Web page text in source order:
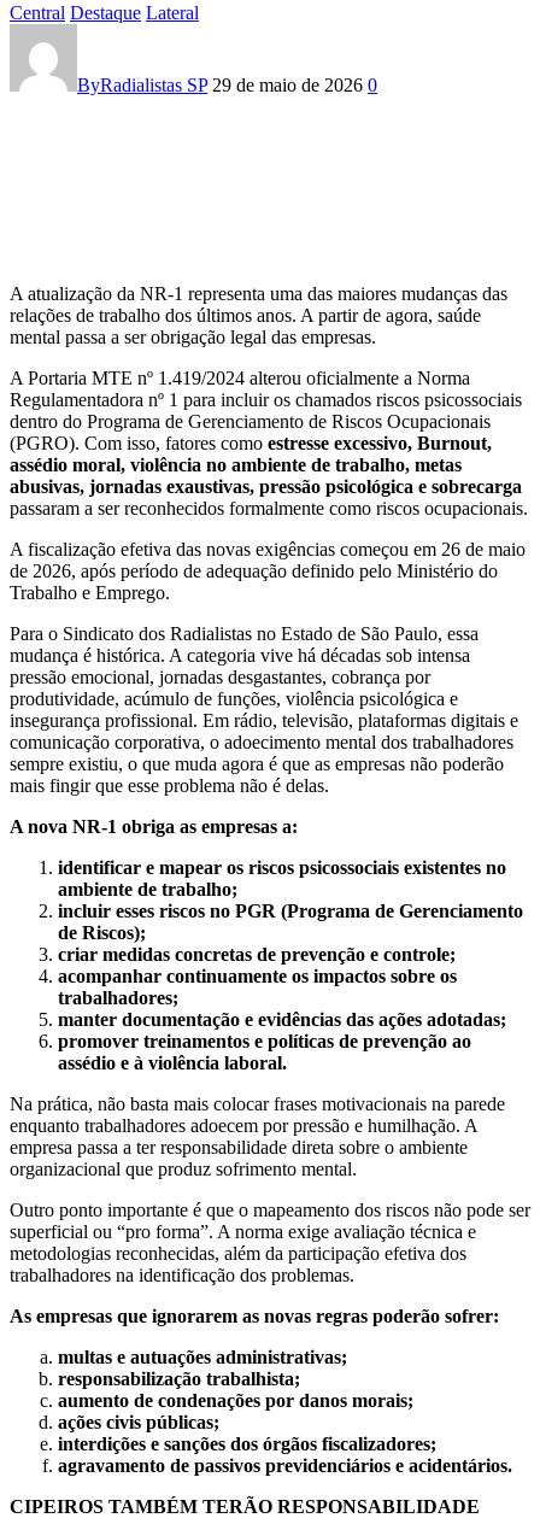
Central Destaque Lateral
SINDICATO
DOS
AGIR
CONTRA
RISCOS
PSICOSSOCIAIS
ByRadialistas SP 29 de maio de 2026 0
A atualização da NR-1 representa uma das maiores mudanças das
relações de trabalho dos últimos anos. A partir de agora, saúde
mental passa a ser obrigação legal das empresas.
A Portaria MTE nº 1.419/2024 alterou oficialmente a Norma
Regulamentadora nº 1 para incluir os chamados riscos psicossociais
dentro do Programa de Gerenciamento de Riscos Ocupacionais
(PGRO). Com isso, fatores como estresse excessivo, Burnout,
assédio moral, violência no ambiente de trabalho, metas
abusivas, jornadas exaustivas, pressão psicológica e sobrecarga
passaram a ser reconhecidos formalmente como riscos ocupacionais.
A fiscalização efetiva das novas exigências começou em 26 de maio
de 2026, após período de adequação definido pelo Ministério do
Trabalho e Emprego.
Para o Sindicato dos Radialistas no Estado de São Paulo, essa
mudança é histórica. A categoria vive há décadas sob intensa
pressão emocional, jornadas desgastantes, cobrança por
produtividade, acúmulo de funções, violência psicológica e
insegurança profissional. Em rádio, televisão, plataformas digitais e
comunicação corporativa, o adoecimento mental dos trabalhadores
sempre existiu, o que muda agora é que as empresas não poderão
mais fingir que esse problema não é delas.
A nova NR-1 obriga as empresas a:
identificar e mapear os riscos psicossociais existentes no
ambiente de trabalho;
incluir esses riscos no PGR (Programa de Gerenciamento
de Riscos);
criar medidas concretas de prevenção e controle;
acompanhar continuamente os impactos sobre os
trabalhadores;
manter documentação e evidências das ações adotadas;
promover treinamentos e políticas de prevenção ao
assédio e à violência laboral.
Na prática, não basta mais colocar frases motivacionais na parede
enquanto trabalhadores adoecem por pressão e humilhação. A
empresa passa a ter responsabilidade direta sobre o ambiente
organizacional que produz sofrimento mental.
Outro ponto importante é que o mapeamento dos riscos não pode ser
superficial ou “pro forma”. A norma exige avaliação técnica e
metodologias reconhecidas, além da participação efetiva dos
trabalhadores na identificação dos problemas.
As empresas que ignorarem as novas regras poderão sofrer:
multas e autuações administrativas;
responsabilização trabalhista;
aumento de condenações por danos morais;
ações civis públicas;
interdições e sanções dos órgãos fiscalizadores;
agravamento de passivos previdenciários e acidentários.
CIPEIROS TAMBÉM TERÃO RESPONSABILIDADE